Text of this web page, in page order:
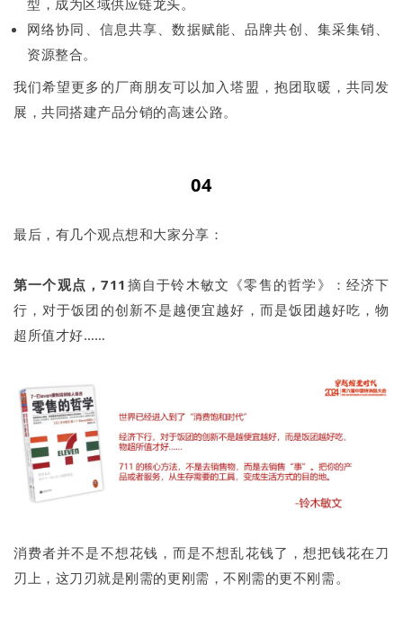
型，成为区域供应链龙头。
网络协同、信息共享、数据赋能、品牌共创、集采集销、
资源整合。
我们希望更多的厂商朋友可以加入塔盟，抱团取暖，共同发
展，共同搭建产品分销的高速公路。
04
最后，有几个观点想和大家分享：
第一个观点，711 摘自于铃木敏文《零售的哲学》：经济下
行，对于饭团的创新不是越便宜越好，而是饭团越好吃，物
超所值才好……
消费者并不是不想花钱，而是不想乱花钱了，想把钱花在刀
刃上，这刀刃就是刚需的更刚需，不刚需的更不刚需。